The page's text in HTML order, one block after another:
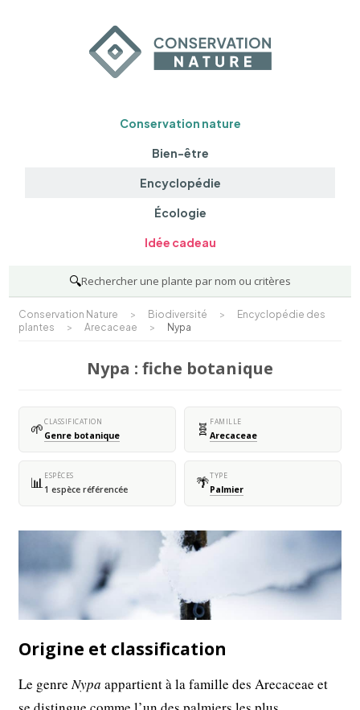
Conservation nature
Bien-être
Encyclopédie
Écologie
Idée cadeau
🔍Rechercher une plante par nom ou critères
Conservation Nature > Biodiversité >
Encyclopédie des
plantes
> Arecaceae > Nypa
Nypa : fiche botanique
🌱CLASSIFICATION
Genre botanique 🧬 FAMILLE
Arecaceae
📊ESPÈCES
1 espèce référencée 🌴TYPE
Palmier
Origine et classification
Le genreNypa appartient à la famille des Arecaceae et